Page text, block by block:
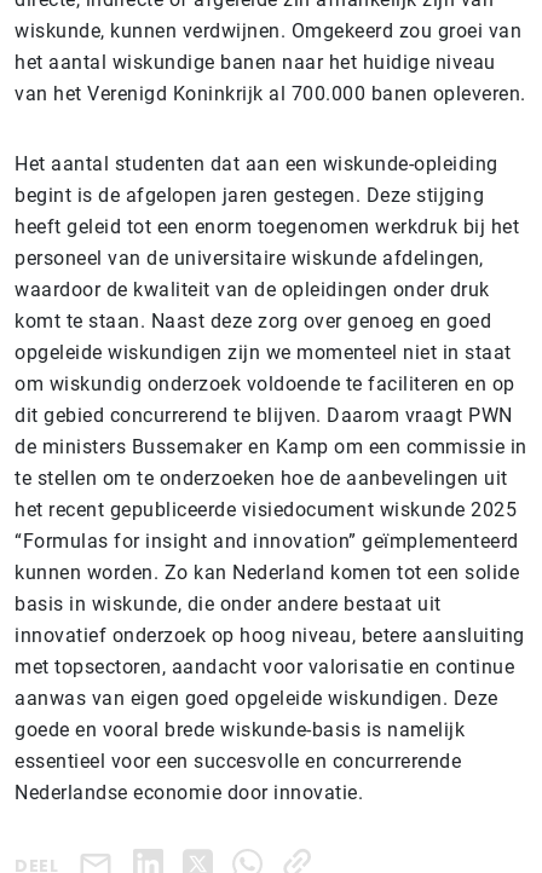
wiskunde, kunnen verdwijnen. Omgekeerd zou groei van
het aantal wiskundige banen naar het huidige niveau
van het Verenigd Koninkrijk al 700.000 banen opleveren.
Het aantal studenten dat aan een wiskunde-opleiding
begint is de afgelopen jaren gestegen. Deze stijging
heeft geleid tot een enorm toegenomen werkdruk bij het
personeel van de universitaire wiskunde afdelingen,
waardoor de kwaliteit van de opleidingen onder druk
komt te staan. Naast deze zorg over genoeg en goed
opgeleide wiskundigen zijn we momenteel niet in staat
om wiskundig onderzoek voldoende te faciliteren en op
dit gebied concurrerend te blijven. Daarom vraagt PWN
de ministers Bussemaker en Kamp om een commissie in
te stellen om te onderzoeken hoe de aanbevelingen uit
het recent gepubliceerde visiedocument wiskunde 2025
“Formulas for insight and innovation” geïmplementeerd
kunnen worden. Zo kan Nederland komen tot een solide
basis in wiskunde, die onder andere bestaat uit
innovatief onderzoek op hoog niveau, betere aansluiting
met topsectoren, aandacht voor valorisatie en continue
aanwas van eigen goed opgeleide wiskundigen. Deze
goede en vooral brede wiskunde-basis is namelijk
essentieel voor een succesvolle en concurrerende
Nederlandse economie door innovatie.
DEEL